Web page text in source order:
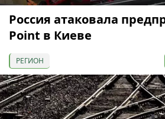
Россия атаковала
Point в Киеве
РЕГИОН